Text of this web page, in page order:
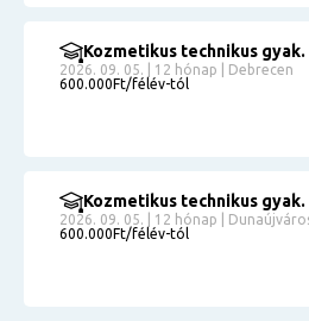
Kozmetikus technikus gyak.
2026. 09. 05. | 12 hónap | Debrecen
600.000Ft/félév-tól
Kozmetikus technikus gyak.
2026. 09. 05. | 12 hónap |
600.000Ft/félév-tól